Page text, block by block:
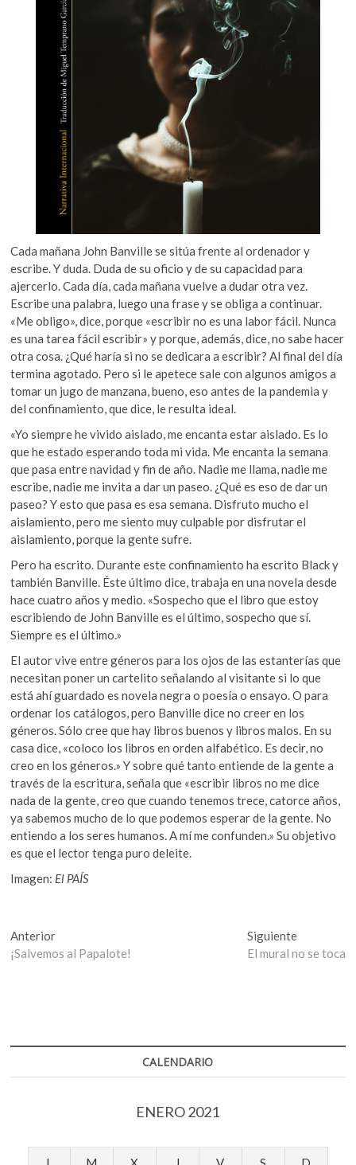
Cada mañana John Banville se sitúa frente al ordenador y
escribe. Y duda. Duda de su oficio y de su capacidad para
ajercerlo. Cada día, cada mañana vuelve a dudar otra vez.
Escribe una palabra, luego una frase y se obliga a continuar.
«Me obligo», dice, porque «escribir no es una labor fácil. Nunca
es una tarea fácil escribir» y porque, además, dice, no sabe hacer
otra cosa. ¿Qué haría si no se dedicara a escribir? Al final del día
termina agotado. Pero si le apetece sale con algunos amigos a
tomar un jugo de manzana, bueno, eso antes de la pandemia y
del confinamiento, que dice, le resulta ideal.
«Yo siempre he vivido aislado, me encanta estar aislado. Es lo
que he estado esperando toda mi vida. Me encanta la semana
que pasa entre navidad y fin de año. Nadie me llama, nadie me
escribe, nadie me invita a dar un paseo. ¿Qué es eso de dar un
paseo? Y esto que pasa es esa semana. Disfruto mucho el
aislamiento, pero me siento muy culpable por disfrutar el
aislamiento, porque la gente sufre.
Pero ha escrito. Durante este confinamiento ha escrito Black y
también Banville. Éste último dice, trabaja en una novela desde
hace cuatro años y medio. «Sospecho que el libro que estoy
escribiendo de John Banville es el último, sospecho que sí.
Siempre es el último.»
El autor vive entre géneros para los ojos de las estanterías que
necesitan poner un cartelito señalando al visitante si lo que
está ahí guardado es novela negra o poesía o ensayo. O para
ordenar los catálogos, pero Banville dice no creer en los
géneros. Sólo cree que hay libros buenos y libros malos. En su
casa dice, «coloco los libros en orden alfabético. Es decir, no
creo en los géneros.» Y sobre qué tanto entiende de la gente a
través de la escritura, señala que «escribir libros no me dice
nada de la gente, creo que cuando tenemos trece, catorce años,
ya sabemos mucho de lo que podemos esperar de la gente. No
entiendo a los seres humanos. A mí me confunden.» Su objetivo
es que el lector tenga puro deleite.
Imagen: El PAÍS
Navegación
de
AnteriorEntrada
anterior:
¡Salvemos al Papalote!
SiguienteEntrada
siguiente:
El mural no se toca
CALENDARIO
ENERO 2021